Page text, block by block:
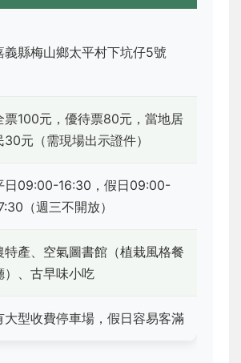
義縣梅山鄉太平村下坑仔5號
票100元，優待票80元，當地居
30元（需現場出示證件）
日09:00-16:30，假日09:00-
（週三不開放）
特產、空氣圖書館（植栽風格餐
）、古早味小吃
大型收費停車場，假日容易客滿